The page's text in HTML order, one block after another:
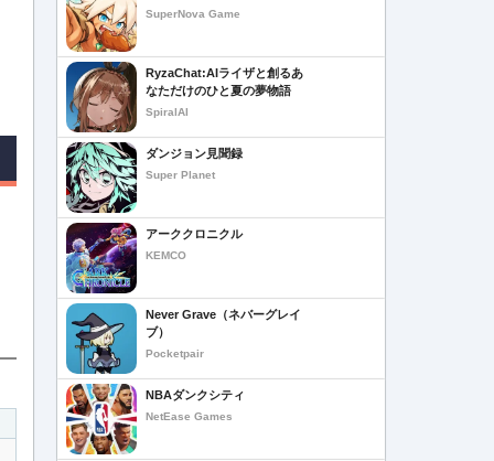
SuperNova Game
RyzaChat:AIライザと創るあ
なただけのひと夏の夢物語
SpiralAI
ダンジョン見聞録
Super Planet
アーククロニクル
KEMCO
Never Grave（ネバーグレイ
ブ）
Pocketpair
NBAダンクシティ
NetEase Games